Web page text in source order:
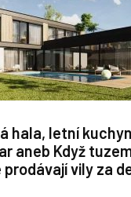
hala, letní
aneb Když
vily za